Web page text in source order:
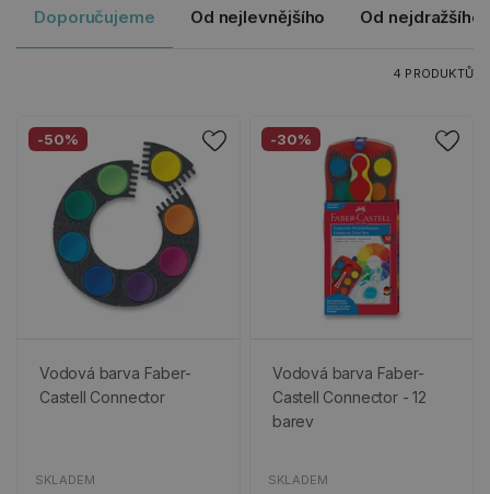
Doporučujeme Od nejlevnějšího Od nejdražšího
4 PRODUKTŮ
-50%
Vodová barva Faber-
Castell Connector
SKLADEM
-30%
Vodová barva Faber-
Castell Connector - 12
barev
SKLADEM